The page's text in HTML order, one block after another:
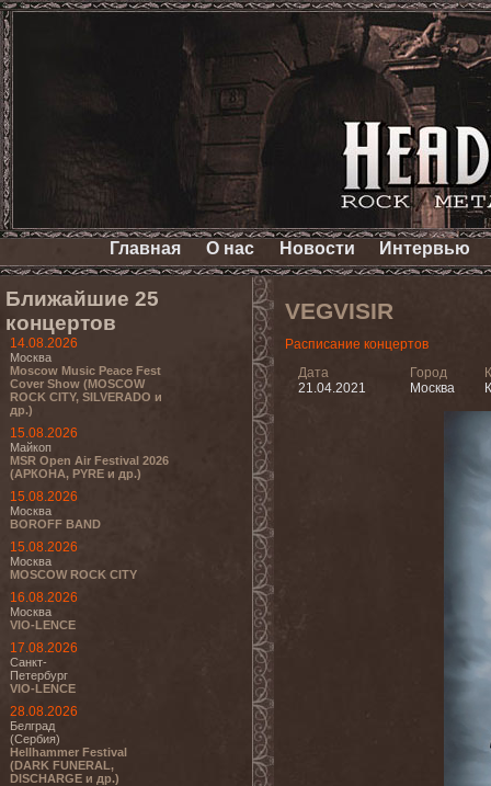
Главная О нас Новости Интервью
Ближайшие 25
концертов
14.08.2026
Москва
Moscow Music Peace Fest
Cover Show (MOSCOW
ROCK CITY, SILVERADO и
др.)
15.08.2026
Майкоп
MSR Open Air Festival 2026
(АРКОНА, PYRE и др.)
15.08.2026
Москва
BOROFF BAND
15.08.2026
Москва
MOSCOW ROCK CITY
16.08.2026
Москва
VIO-LENCE
17.08.2026
Санкт-
Петербург
VIO-LENCE
28.08.2026
Белград
(Сербия)
Hellhammer Festival
(DARK FUNERAL,
DISCHARGE и др.)
VEGVISIR
Расписание концертов
Дата
21.04.2021
Город
Москва